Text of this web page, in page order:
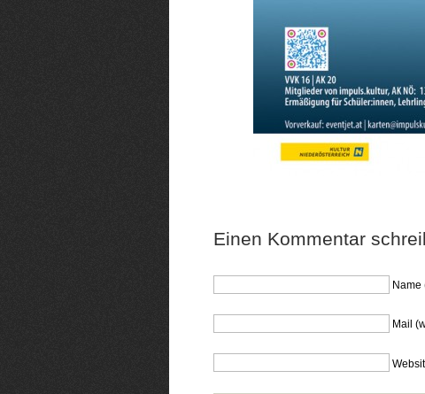
Einen Kommentar
Name
Mail